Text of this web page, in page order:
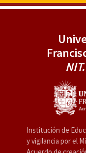
Institución de
y vigilancia por el